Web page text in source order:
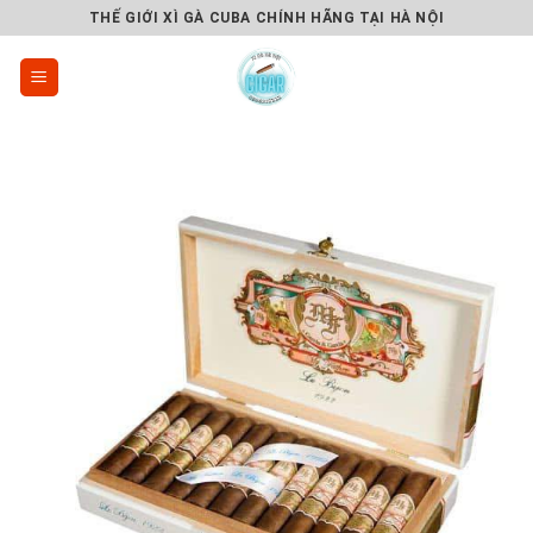
to
content
THẾ GIỚI XÌ GÀ CUBA CHÍNH HÃNG TẠI HÀ NỘI